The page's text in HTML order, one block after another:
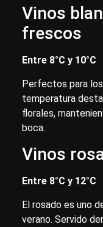
Vinos
frescos
Entre 8°C y 10°C
Perfectos para
temperatura
florales,
boca.
Vinos
Entre 8°C y 12°C
El rosado es uno
verano. Servido